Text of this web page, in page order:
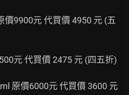
價9900元 代買價 4950 元 (五
元 代買價 2475 元 (四五折)
原價6000元 代買價 3600 元